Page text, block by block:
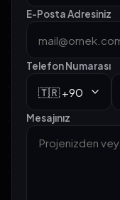
E-Posta Adresiniz
Telefon Numarası
Mesajınız